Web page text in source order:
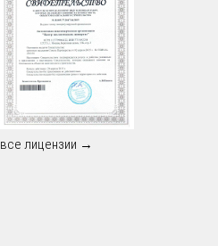
все лицензии →